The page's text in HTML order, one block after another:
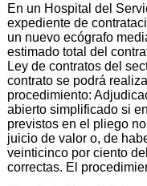
En un Hospital del
expediente de
un nuevo ecógrafo
estimado total del
Ley de contratos del
contrato se podrá
procedimiento:
abierto simplificado si
previstos en el pliego
juicio de valor o, de
veinticinco por ciento
correctas. El